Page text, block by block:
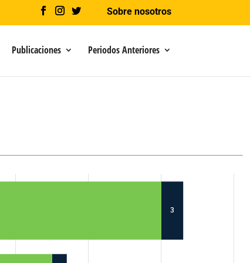
Sobre nosotros
Publicaciones Periodos Anteriores
3